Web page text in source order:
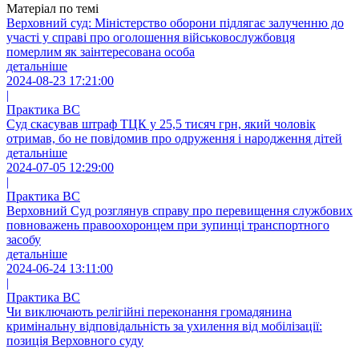
Матеріал по темі
Верховний суд: Міністерство оборони підлягає залученню до
участі у справі про оголошення військовослужбовця
померлим як заінтересована особа
детальніше
2024-08-23 17:21:00
|
Практика ВС
Суд скасував штраф ТЦК у 25,5 тисяч грн, який чоловік
отримав, бо не повідомив про одруження і народження дітей
детальніше
2024-07-05 12:29:00
|
Практика ВС
Верховний Суд розглянув справу про перевищення службових
повноважень правоохоронцем при зупинці транспортного
засобу
детальніше
2024-06-24 13:11:00
|
Практика ВС
Чи виключають релігійні переконання громадянина
кримінальну відповідальність за ухилення від мобілізації:
позиція Верховного суду